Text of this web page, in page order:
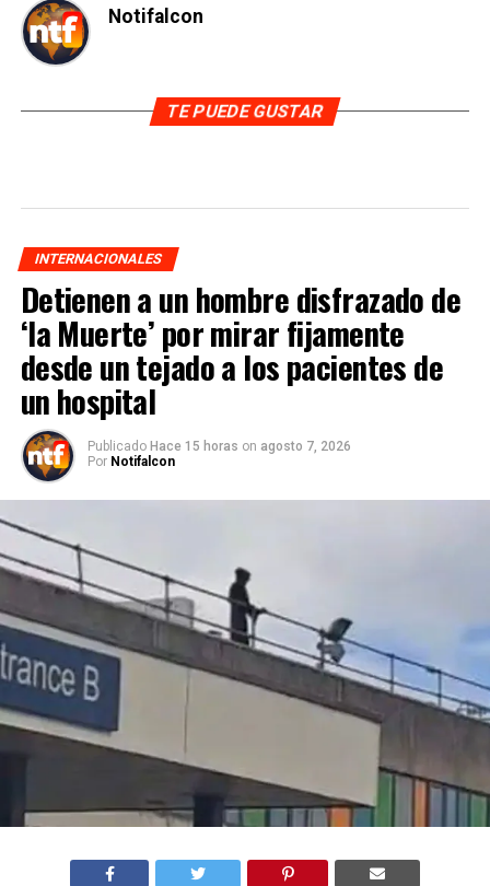
Notifalcon
TE PUEDE GUSTAR
INTERNACIONALES
Detienen a un hombre disfrazado de
‘la Muerte’ por mirar fijamente
desde un tejado a los pacientes de
un hospital
Publicado Hace 15 horas on agosto 7, 2026
Por Notifalcon